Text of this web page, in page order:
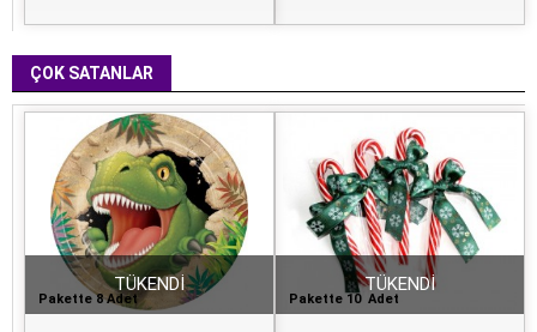
ÇOK SATANLAR
Pakette 10 Adet
TÜKENDİ
Pakette 8 Adet
TÜKENDİ